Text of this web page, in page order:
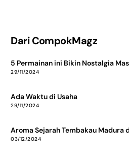
Dari CompokMagz
5 Permainan ini Bikin Nostalgia
29/11/2024
Ada Waktu di Usaha
29/11/2024
Aroma Sejarah Tembakau Madura
03/12/2024